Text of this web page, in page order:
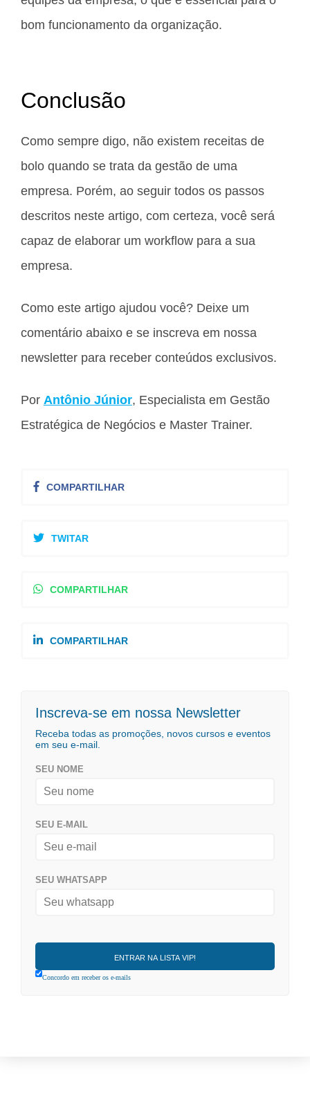
bom funcionamento da organização.
Conclusão
Como sempre digo, não existem receitas de
bolo quando se trata da gestão de uma
empresa. Porém, ao seguir todos os passos
descritos neste artigo, com certeza, você será
capaz de elaborar um workflow para a sua
empresa.
Como este artigo ajudou você? Deixe um
comentário abaixo e se inscreva em nossa
newsletter para receber conteúdos exclusivos.
Por Antônio Júnior, Especialista em Gestão
Estratégica de Negócios e Master Trainer.
COMPARTILHAR
TWITAR
COMPARTILHAR
COMPARTILHAR
Inscreva-se em nossa Newsletter
Receba todas as promoções, novos cursos e eventos
em seu e-mail.
SEU NOME
SEU E-MAIL
SEU WHATSAPP
Concordo em receber os e-mails